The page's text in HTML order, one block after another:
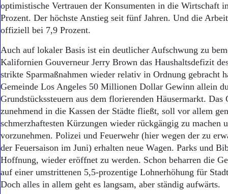
optimistische Vertrauen der Konsumenten in die Wirtschaft
Prozent. Der höchste Anstieg seit fünf Jahren. Und die
offiziell bei 7,9 Prozent.
Auch auf lokaler Basis ist ein deutlicher Aufschwung zu
Kalifornien Gouverneur Jerry Brown das Haushaltsdefizit
strikte Sparmaßnahmen wieder relativ in Ordnung gebracht
Gemeinde Los Angeles 50 Millionen Dollar Gewinn allein
Grundstückssteuern aus dem florierenden Häusermarkt. Das
zunehmend in die Kassen der Städte fließt, soll vor allem
schmerzhaftesten Kürzungen wieder rückgängig zu machen
vorzunehmen. Polizei und Feuerwehr (hier wegen der zu
der Feuersaison im Juni) erhalten neue Wagen. Parks und
Hoffnung, wieder eröffnet zu werden. Schon beharren die
auf einer umstrittenen 5,5-prozentige Lohnerhöhung für
Doch alles in allem geht es langsam, aber ständig aufwärts.